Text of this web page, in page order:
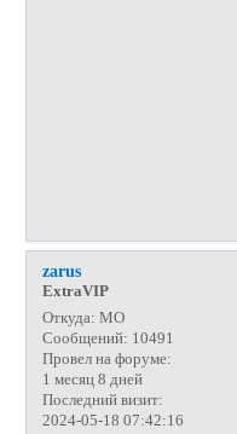
zarus
ExtraVIP
Откуда: МО
Сообщений: 10491
Провел на форуме:
1 месяц 8 дней
Последний визит:
2024-05-18 07:42:16